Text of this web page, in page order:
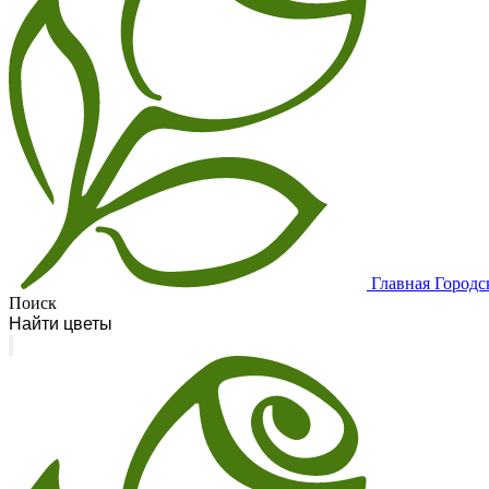
Главная
Поиск